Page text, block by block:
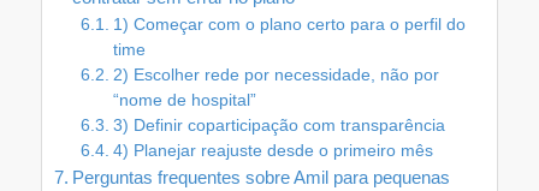
1) Começar com o plano certo para o perfil do
time
2) Escolher rede por necessidade, não por
“nome de hospital”
3) Definir coparticipação com transparência
4) Planejar reajuste desde o primeiro mês
Perguntas frequentes sobre Amil para pequenas